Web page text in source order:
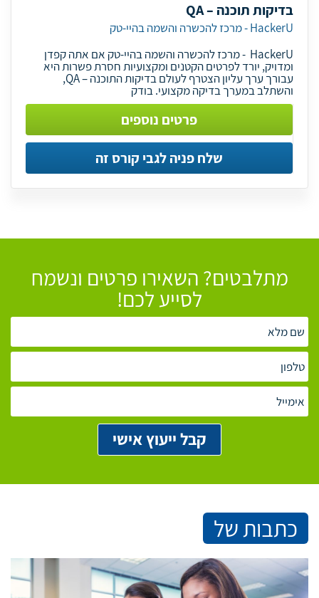
בדיקות תוכנה – QA
HackerU - מרכז להכשרה והשמה בהיי-טק
HackerU - מרכז להכשרה והשמה בהיי-טק אם אתה קפדן
ומדויק, יורד לפרטים הקטנים ומקצועיות חסרת פשרות היא
עבורך ערך עליון הצטרף לעולם בדיקות התוכנה – QA,
והשתלב במערך בדיקה מקצועי. בודק
פרטים נוספים
שלח פניה לגבי קורס זה
מתלבטים? השאירו פרטים ונשמח
לסייע לכם!
כתבות של